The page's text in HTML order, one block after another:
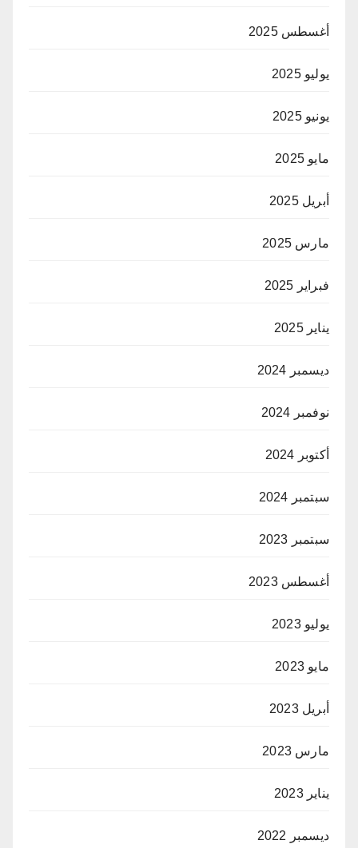
أغسطس 2025
يوليو 2025
يونيو 2025
مايو 2025
أبريل 2025
مارس 2025
فبراير 2025
يناير 2025
ديسمبر 2024
نوفمبر 2024
أكتوبر 2024
سبتمبر 2024
سبتمبر 2023
أغسطس 2023
يوليو 2023
مايو 2023
أبريل 2023
مارس 2023
يناير 2023
ديسمبر 2022